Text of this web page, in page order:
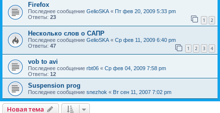
Firefox
Последнее сообщение GelioSKA « Пт фев 20, 2009 5:33 pm
Ответы: 23 1 2
Несколько слов о САПР
Последнее сообщение GelioSKA « Ср фев 11, 2009 6:40 pm
Ответы: 47 1 2 3 4
vob to avi
Последнее сообщение rbt06 « Ср фев 04, 2009 7:58 pm
Ответы: 12
Suspension prog
Последнее сообщение snezhok « Вт сен 11, 2007 7:02 pm
Новая тема